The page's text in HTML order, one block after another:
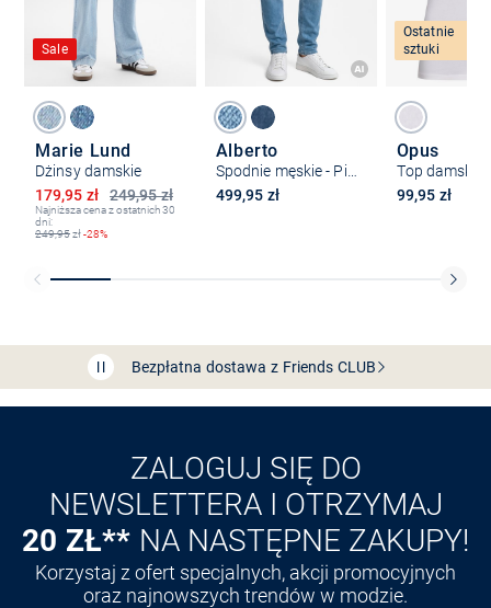
Sale
Marie Lund
Dżinsy damskie
249,95 zł
Obniżona cena
179,95 zł
Najniższa cena z ostatnich 30
dni:
249,95zł-28%
Alberto
499,95 zł
Ostatnie
sztuki
Opus
Top damski
99,95 zł
Przedłużenie czasu zwrotu towaru: 60 dni
Odkryj aplikację VANGRAAF
ZALOGUJ SIĘ DO
NEWSLETTERA I OTRZYMAJ
20 ZŁ** NA NASTĘPNE ZAKUPY!
Korzystaj z ofert specjalnych, akcji promocyjnych
oraz najnowszych trendów w modzie.